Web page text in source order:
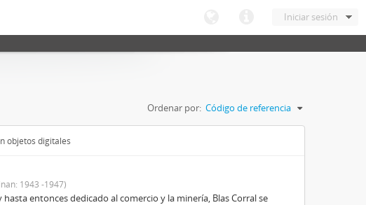
Iniciar sesión
Ordenar por: Código de referencia
objetos digitales
1943 -1947)
entonces dedicado al comercio y la minería, Blas Corral se